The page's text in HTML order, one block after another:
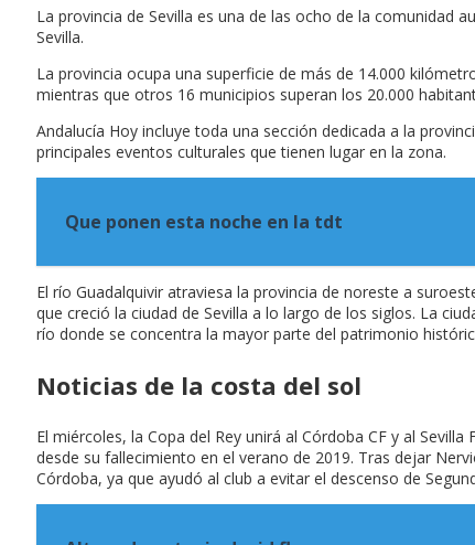
La provincia de Sevilla es una de las ocho de la comunidad
Sevilla.
La provincia ocupa una superficie de más de 14.000
mientras que otros 16 municipios superan los 20.000
Andalucía Hoy incluye toda una sección dedicada a la
principales eventos culturales que tienen lugar en la zona.
Que ponen esta noche en la tdt
El río Guadalquivir atraviesa la provincia de noreste a
que creció la ciudad de Sevilla a lo largo de los siglos. La
río donde se concentra la mayor parte del patrimonio
Noticias de la costa del sol
El miércoles, la Copa del Rey unirá al Córdoba CF y al
desde su fallecimiento en el verano de 2019. Tras dejar
Córdoba, ya que ayudó al club a evitar el descenso de